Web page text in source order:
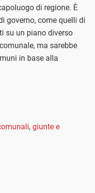
di regione. È
governo, come quelli di
su un piano diverso
ma sarebbe
in base alla
, giunte e